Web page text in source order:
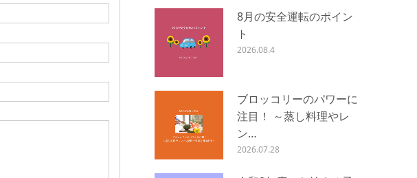
8月の安全運転のポイン
ト
2026.08.4
ブロッコリーのパワーに
注目！ ～蒸し料理やレ
ン…
2026.07.28